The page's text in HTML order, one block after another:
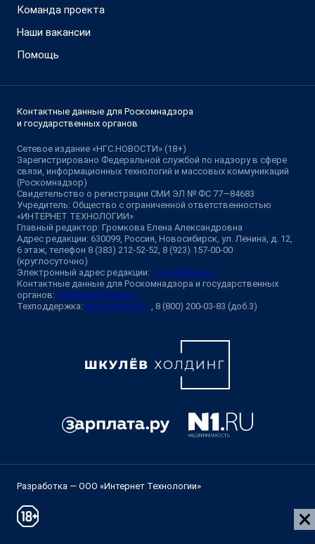
Команда проекта
Наши вакансии
Помощь
Контактные данные для Роскомнадзора
и государственных органов
Сетевое издание «НГС.НОВОСТИ» (18+)
Зарегистрировано Федеральной службой по надзору в сфере
связи, информационных технологий и массовых коммуникаций
(Роскомнадзор)
Свидетельство о регистрации СМИ ЭЛ № ФС 77—84683
Учредитель: Общество с ограниченной ответственностью
«ИНТЕРНЕТ ТЕХНОЛОГИИ»
Главный редактор: Громкова Елена Александровна
Адрес редакции: 630099, Россия, Новосибирск, ул. Ленина, д. 12,
6 этаж, телефон 8 (383) 212-52-52, 8 (923) 157-00-00
(круглосуточно)
Электронный адрес редакции: ngs@shkulev.ru
Контактные данные для Роскомнадзора и государственных
органов: juristnsk@shkulev.ru
Техподдержка: help@shkulev.ru , 8 (800) 200-03-83 (доб.3)
Разработка — ООО «Интернет Технологии»